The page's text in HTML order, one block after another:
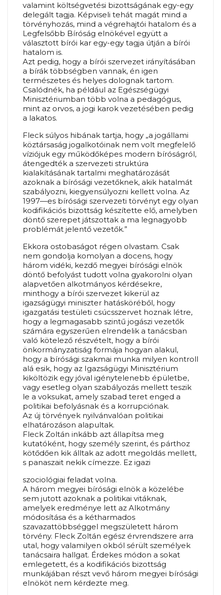
valamint költségvetési bizottságának egy-egy
delegált tagja. Képviseli tehát magát mind a
törvényhozás, mind a végrehajtói hatalom és a
Legfelsőbb Bíróság elnökével együtt a
választott bírói kar egy-egy tagja útján a bírói
hatalom is.
Azt pedig, hogy a bírói szervezet irányításában
a bírák többségben vannak, én igen
természetes és helyes dolognak tartom.
Csalódnék, ha például az Egészségügyi
Minisztériumban több volna a pedagógus,
mint az orvos, a jogi karok vezetésében pedig
a lakatos.
Fleck súlyos hibának tartja, hogy „a jogállami
köztársaság jogalkotóinak nem volt megfelelő
víziójuk egy működőképes modern bíróságról,
átengedték a szervezeti struktúra
kialakításának tartalmi meghatározását
azoknak a bírósági vezetőknek, akik hatalmát
szabályozni, kiegyensúlyozni kellett volna. Az
1997—es bírósági szervezeti törvényt egy olyan
kodifikációs bizottság készítette elő, amelyben
döntő szerepet játszottak a ma legnagyobb
problémát jelentő vezetők.”
Ekkora ostobaságot régen olvastam. Csak
nem gondolja komolyan a docens, hogy
három vidéki, kezdő megyei bírósági elnök
döntő befolyást tudott volna gyakorolni olyan
alapvetően alkotmányos kérdésekre,
minthogy a bírói szervezet kikerül az
igazságügyi miniszter hatásköréből, hogy
igazgatási testületi csúcsszervet hoznak létre,
hogy a legmagasabb szintű jogászi vezetők
számára egyszerűen elrendelik a tanácsban
való kötelező részvételt, hogy a bírói
önkormányzatiság formája hogyan alakul,
hogy a bírósági szakmai munka milyen kontroll
alá esik, hogy az Igazságügyi Minisztérium
kiköltözik egy jóval igénytelenebb épületbe,
vagy esetleg olyan szabályozás mellett teszik
le a voksukat, amely szabad teret enged a
politikai befolyásnak és a korrupciónak.
Az új törvények nyilvánvalóan politikai
elhatározáson alapultak.
Fleck Zoltán inkább azt állapítsa meg
kutatóként, hogy személy szerint, és párthoz
kötődően kik álltak az adott megoldás mellett,
s panaszait nekik címezze. Ez igazi
szociológiai feladat volna.
A három megyei bírósági elnök a közelébe
sem jutott azoknak a politikai vitáknak,
amelyek eredménye lett az Alkotmány
módosítása és a kétharmados
szavazattöbbséggel megszületett három
törvény. Fleck Zoltán egész érvrendszere arra
utal, hogy valamilyen okból sérült személyek
tanácsaira hallgat. Érdekes módon a sokat
emlegetett, és a kodifikációs bizottság
munkájában részt vevő három megyei bírósági
elnököt nem kérdezte meg.